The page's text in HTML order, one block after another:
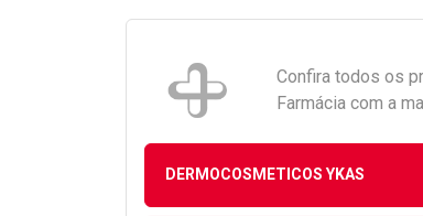
Confira todos os
Farmácia com a
DERMOCOSMETICOS YKAS